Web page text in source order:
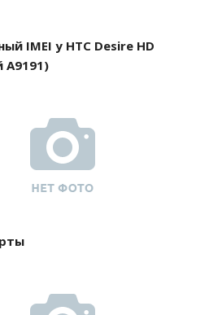
IMEI у HTC Desire HD
A9191)